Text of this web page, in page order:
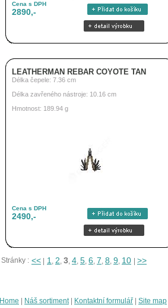
Cena s DPH
2890,-
LEATHERMAN REBAR COYOTE TAN
Délka čepele: 7.36 cm
Délka zavřeného nástroje: 10.16 cm
Hmotnost: 189.94 g
Cena s DPH
2490,-
Stránky : << 1 , 2, 3, 4, 5, 6, 7, 8, 9, 10 >>
Home Náš sortiment| Kontaktní formulář Site map